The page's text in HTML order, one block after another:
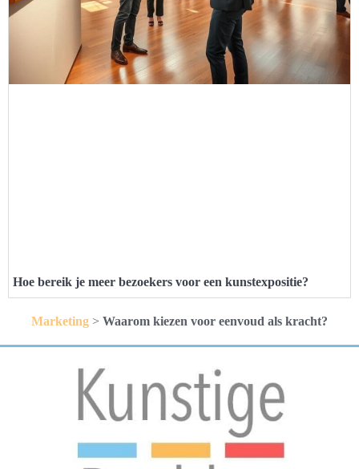
Hoe bereik je meer bezoekers voor een kunstexpositie?
Marketing > Waarom kiezen voor eenvoud als kracht?